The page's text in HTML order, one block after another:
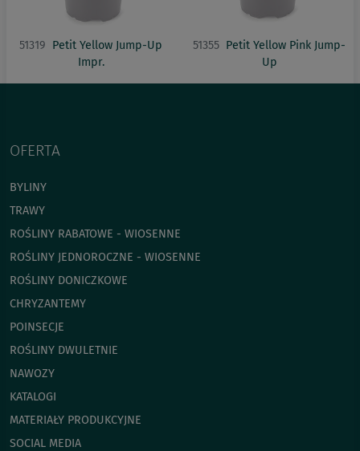
51319 Petit Yellow Jump-Up
Impr.
51355 Petit Yellow Pink Jump-
Up
OFERTA
BYLINY
TRAWY
ROŚLINY RABATOWE - WIOSENNE
ROŚLINY JEDNOROCZNE - WIOSENNE
ROŚLINY DONICZKOWE
CHRYZANTEMY
POINSECJE
ROŚLINY DWULETNIE
NAWOZY
KATALOGI
MATERIAŁY PRODUKCYJNE
SOCIAL MEDIA